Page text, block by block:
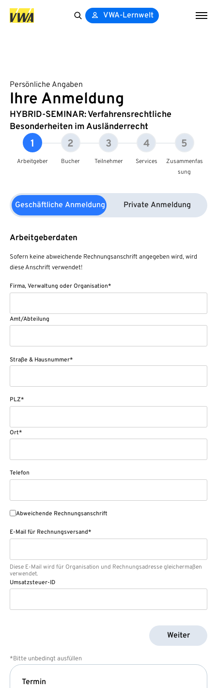
VWA-Lernwelt
Persönliche Angaben
Ihre Anmeldung
HYBRID-SEMINAR: Verfahrensrechtliche
Besonderheiten im Ausländerrecht
1
Arbeitgeber
2
Bucher
3
Teilnehmer
4
Services
5
Zusammenfas
sung
Geschäftliche Anmeldung Private Anmeldung
Arbeitgeberdaten
Sofern keine abweichende Rechnungsanschrift angegeben wird, wird
diese Anschrift verwendet!
Firma, Verwaltung oder Organisation*
Amt/Abteilung
Straße & Hausnummer*
PLZ*
Ort*
Telefon
Abweichende Rechnungsanschrift
E-Mail für Rechnungsversand*
Diese E-Mail wird für Organisation und Rechnungsadresse gleichermaßen
verwendet.
Umsatzsteuer-ID
Weiter
*Bitte unbedingt ausfüllen
Termin